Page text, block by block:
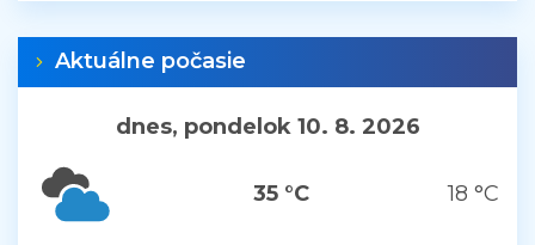
Aktuálne počasie
dnes, pondelok 10. 8. 2026
35 °C 18 °C